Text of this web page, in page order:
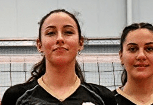
Exporter les lignes sélectionnées
Exporter toutes les colonnes
Exporter uniquement les
Menu
<